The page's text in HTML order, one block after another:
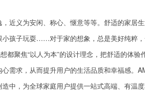
近义为安闲、称心、惬意等等。舒适的家居
孩子玩耍……对于家的想象，总是美好纯粹
都聚焦“以人为本”的设计理念，把舒适的体
需求，从而提升用户的生活品质和幸福感。
中，为全球家庭用户提供一站式高端、有温